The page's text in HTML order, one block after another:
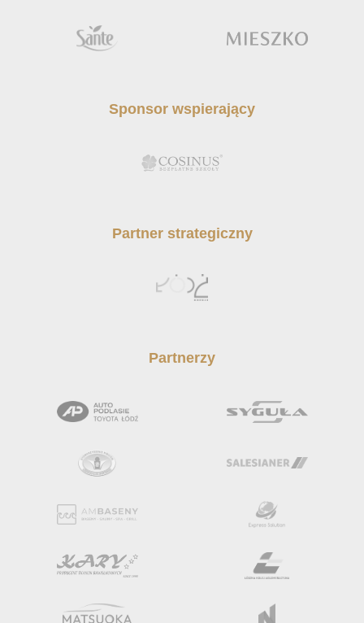
Sponsor wspierający
Partner strategiczny
Partnerzy